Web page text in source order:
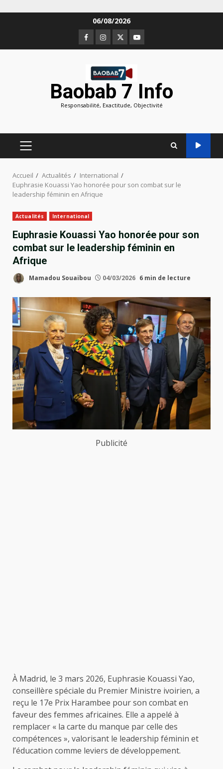
06/08/2026
Facebook
Instagram
TwitterYoutube
Baobab 7 Info
Responsabilité, Exactitude, Objectivité
MENU
PRINCIPAL
Accueil Actualités
International
Euphrasie Kouassi Yao honorée pour son combat sur le
leadership féminin en Afrique
Actualités International
Euphrasie Kouassi Yao honorée pour son
combat sur le leadership féminin en
Afrique
Mamadou Souaibou 04/03/2026 6 min de lecture
Publicité
À Madrid, le 3 mars 2026, Euphrasie Kouassi Yao,
conseillère spéciale du Premier Ministre ivoirien, a
reçu le 17e Prix Harambee pour son combat en
faveur des femmes africaines. Elle a appelé à
remplacer « la carte du manque par celle des
compétences », valorisant le leadership féminin et
l’éducation comme leviers de développement.